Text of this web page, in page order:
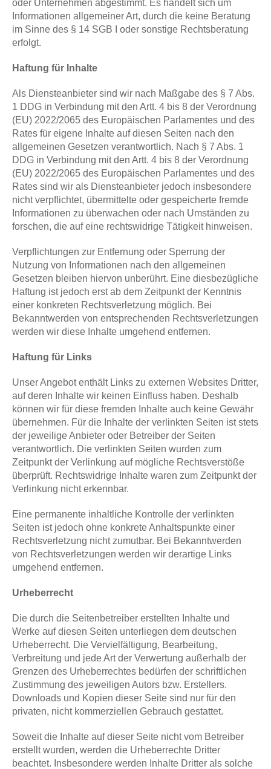
oder Unternehmen abgestimmt. Es handelt sich um
Informationen allgemeiner Art, durch die keine Beratung
im Sinne des § 14 SGB I oder sonstige Rechtsberatung
erfolgt.
Haftung für Inhalte
Als Diensteanbieter sind wir nach Maßgabe des § 7 Abs.
1 DDG in Verbindung mit den Artt. 4 bis 8 der Verordnung
(EU) 2022/2065 des Europäischen Parlamentes und des
Rates für eigene Inhalte auf diesen Seiten nach den
allgemeinen Gesetzen verantwortlich. Nach § 7 Abs. 1
DDG in Verbindung mit den Artt. 4 bis 8 der Verordnung
(EU) 2022/2065 des Europäischen Parlamentes und des
Rates sind wir als Diensteanbieter jedoch insbesondere
nicht verpflichtet, übermittelte oder gespeicherte fremde
Informationen zu überwachen oder nach Umständen zu
forschen, die auf eine rechtswidrige Tätigkeit hinweisen.
Verpflichtungen zur Entfernung oder Sperrung der
Nutzung von Informationen nach den allgemeinen
Gesetzen bleiben hiervon unberührt. Eine diesbezügliche
Haftung ist jedoch erst ab dem Zeitpunkt der Kenntnis
einer konkreten Rechtsverletzung möglich. Bei
Bekanntwerden von entsprechenden Rechtsverletzungen
werden wir diese Inhalte umgehend entfernen.
Haftung für Links
Unser Angebot enthält Links zu externen Websites Dritter,
auf deren Inhalte wir keinen Einfluss haben. Deshalb
können wir für diese fremden Inhalte auch keine Gewähr
übernehmen. Für die Inhalte der verlinkten Seiten ist stets
der jeweilige Anbieter oder Betreiber der Seiten
verantwortlich. Die verlinkten Seiten wurden zum
Zeitpunkt der Verlinkung auf mögliche Rechtsverstöße
überprüft. Rechtswidrige Inhalte waren zum Zeitpunkt der
Verlinkung nicht erkennbar.
Eine permanente inhaltliche Kontrolle der verlinkten
Seiten ist jedoch ohne konkrete Anhaltspunkte einer
Rechtsverletzung nicht zumutbar. Bei Bekanntwerden
von Rechtsverletzungen werden wir derartige Links
umgehend entfernen.
Urheberrecht
Die durch die Seitenbetreiber erstellten Inhalte und
Werke auf diesen Seiten unterliegen dem deutschen
Urheberrecht. Die Vervielfältigung, Bearbeitung,
Verbreitung und jede Art der Verwertung außerhalb der
Grenzen des Urheberrechtes bedürfen der schriftlichen
Zustimmung des jeweiligen Autors bzw. Erstellers.
Downloads und Kopien dieser Seite sind nur für den
privaten, nicht kommerziellen Gebrauch gestattet.
Soweit die Inhalte auf dieser Seite nicht vom Betreiber
erstellt wurden, werden die Urheberrechte Dritter
beachtet. Insbesondere werden Inhalte Dritter als solche